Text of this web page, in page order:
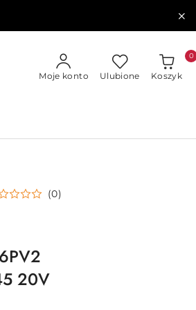
Moje konto Ulubione Koszyk
0
(0)
20V